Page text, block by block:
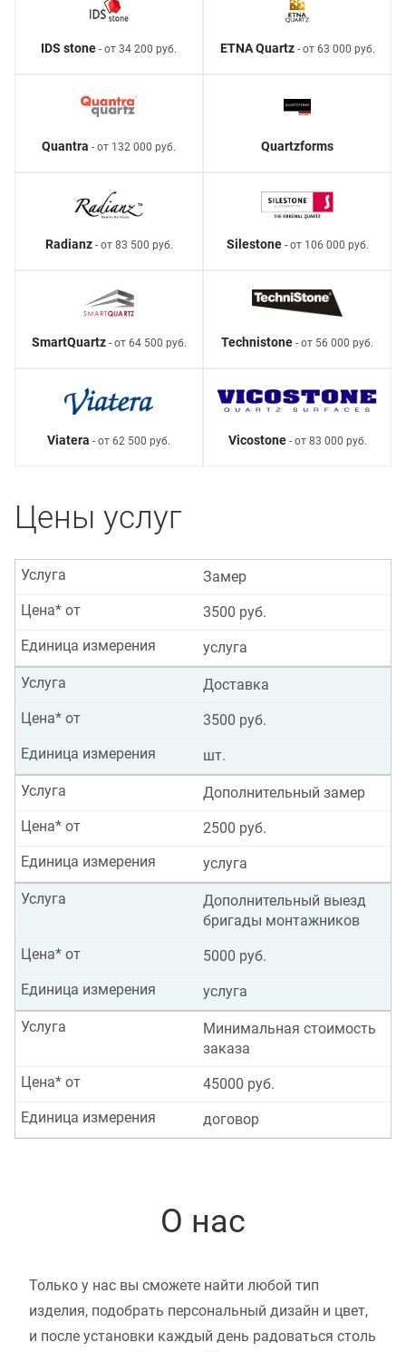
IDS stone - от 34 200 руб. ETNA Quartz- от 63 000 руб.
Quantra - от 132 000 руб. Quartzforms
Radianz- от 83 500 руб. Silestone- от 106 000 руб.
SmartQuartz- от 64 500 руб. Technistone - от 56 000 руб.
Viatera - от 62 500 руб. Vicostone- от 83 000 руб.
Цены услуг
Замер
Услуга
3500 руб.
Цена* от
услуга
Единица измерения
Доставка
Услуга
3500 руб.
Цена* от
шт.
Единица измерения
Дополнительный замер
Услуга
2500 руб.
Цена* от
услуга
Единица измерения
Дополнительный выезд
бригады монтажников
Услуга
5000 руб.
Цена* от
услуга
Единица измерения
Минимальная стоимость
заказа
Услуга
45000 руб.
Цена* от
договор
Единица измерения
О нас
Только у нас вы сможете найти любой тип
изделия, подобрать персональный дизайн и цвет,
и после установки каждый день радоваться столь